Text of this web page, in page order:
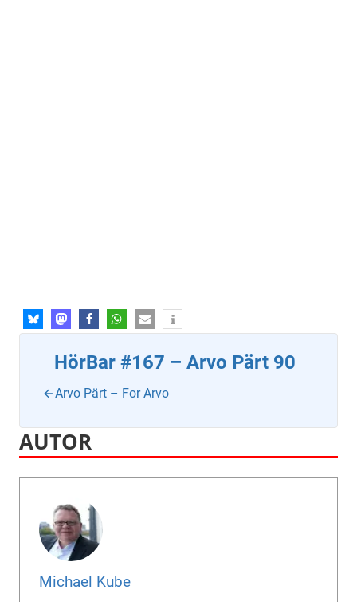
HörBar #167 – Arvo Pärt 90
Arvo Pärt – For Arvo
AUTOR
Michael Kube